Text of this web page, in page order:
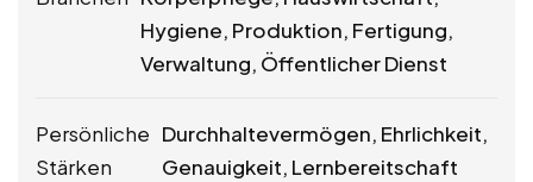
Hygiene, Produktion, Fertigung,
Verwaltung, Öffentlicher Dienst
Persönliche
Stärken
Durchhaltevermögen, Ehrlichkeit,
Genauigkeit, Lernbereitschaft